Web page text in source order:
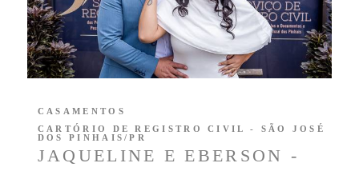
JAQUELINE E EBERSON -
CASAMENTOS
CARTÓRIO DE REGISTRO CIVIL - SÃO JOSÉ
DOS PINHAIS/PR